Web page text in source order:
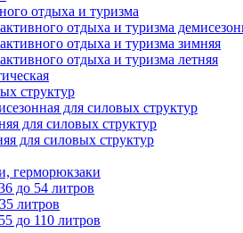
отдыха и туризма
отдыха и туризма
отдыха и туризма зимняя
отдыха и туризма летняя
структур
для силовых структур
для силовых структур
для силовых структур
герморюкзаки
до 54 литров
литров
до 110 литров